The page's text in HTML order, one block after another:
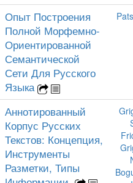
Опыт Построения
Полной Морфемно-
Ориентированной
Семантической
Сети Для Русского
Языка
Аннотированный
Корпус Русских
Текстов: Концепция,
Инструменты
Разметки, Типы